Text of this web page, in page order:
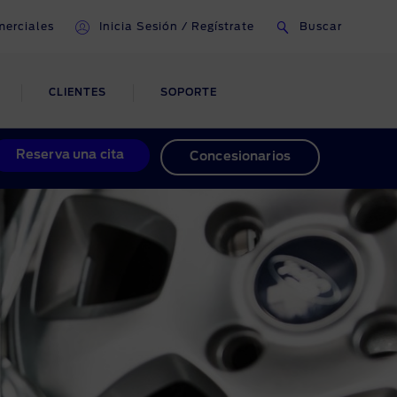
Inicia Sesión / Regístrate Buscar
de
CLIENTES
Y
ASISTENCIA EN
ACCIDENTES Y
REPARACIÓN DE
CARROCERÍA
Reparaciones por accidentes
Reparaciones inteligentes
SOPORTE
Reserva una cita Concesionarios